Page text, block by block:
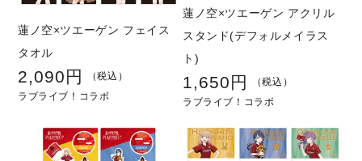
蓮ノ空×ツエーゲン フェイス
タオル
通
常
2,090円
（税込）
ラブライブ！コラボ
蓮ノ空×ツエーゲン アクリル
スタンド(デフォルメイラス
ト)
通
常
価
格
1,650円
（税込）
ラブライブ！コラボ